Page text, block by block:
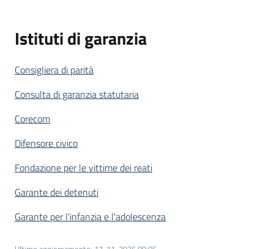
Istituti di garanzia
Consigliera di parità
Consulta di garanzia statutaria
Corecom
Difensore civico
Fondazione per le vittime dei reati
Garante dei detenuti
Garante per l'infanzia e l'adolescenza